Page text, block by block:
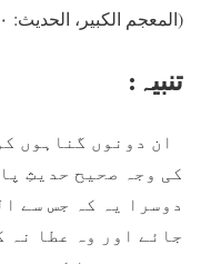
(المعجم الکبیر، الحدیث: ۷۵۳۰،ج۸،ص۱۱۳)
تنبیہ:
ان دونوں گناہوں
کی وجہ صحيح حدیثِ
دوسرا يہ کہ جس سے
جائے اور وہ عطا نہ